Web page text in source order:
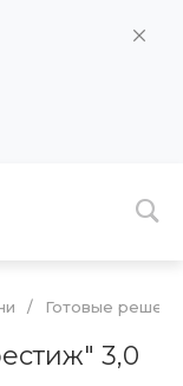
/ Готовые
3,0